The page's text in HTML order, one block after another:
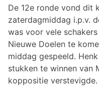
De 12e ronde vond dit
zaterdagmiddag i.p.v.
was voor vele
Nieuwe Doelen te
middag gespeeld.
stukken te winnen van
koppositie